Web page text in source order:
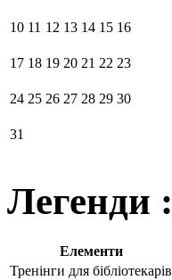
10 11 12 13 14 15 16
17 18 19 20 21 22 23
24 25 26 27 28 29 30
31
Легенди :
Елементи
Тренінги для бібліотекарів